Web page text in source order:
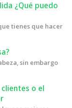
¿Qué puedo
tienes que hacer
sin embargo
o el